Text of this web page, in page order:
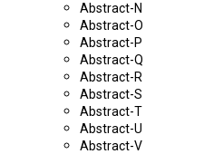
Abstract-N
Abstract-O
Abstract-P
Abstract-Q
Abstract-R
Abstract-S
Abstract-T
Abstract-U
Abstract-V